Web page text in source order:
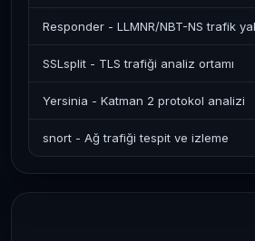
Responder - LLMNR/NBT-NS trafik
SSLsplit - TLS trafiği analiz ortamı
Yersinia - Katman 2 protokol analizi
snort - Ağ trafiği tespit ve izleme